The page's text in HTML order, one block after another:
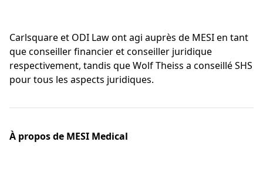
Carlsquare et ODI Law ont agi auprès de MESI en tant
que conseiller financier et conseiller juridique
respectivement, tandis que Wolf Theiss a conseillé SHS
pour tous les aspects juridiques.
À propos de MESI Medical